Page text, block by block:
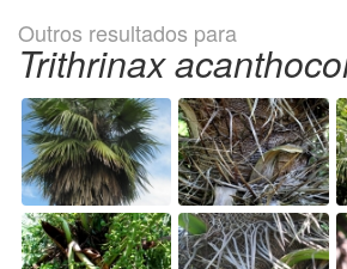
Outros resultados para
Trithrinax